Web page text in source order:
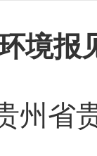
境报
州省